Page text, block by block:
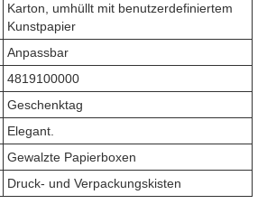
Karton, umhüllt mit benutzerdefiniertem
Kunstpapier
Anpassbar
4819100000
Geschenktag
Elegant.
Gewalzte Papierboxen
Druck- und Verpackungskisten